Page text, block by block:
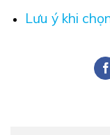
Lưu ý khi